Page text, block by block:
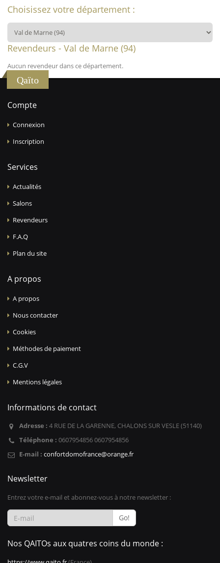
Choisissez votre département :
Revendeurs - Val de Marne (94)
Aucun revendeur dans ce département.
Qaïto
Compte
Connexion
Inscription
Services
Actualités
Salons
Revendeurs
F.A.Q
Plan du site
A propos
A propos
Nous contacter
Cookies
Méthodes de paiement
C.G.V
Mentions légales
Informations de contact
Adresse : 4 RUE DE LA GARENNE, CHALONS SUR VESLE (51140)
Téléphone : 0607954856 0607954856
E-mail : confortdomofrance@orange.fr
Newsletter
Entrez votre e-mail et abonnez-vous à notre newsletter :
Go!
Nos QAITOs aux quatres coins du monde :